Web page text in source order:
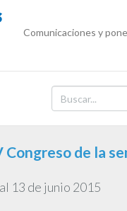
Comunicaciones y
Congreso de la
13 de junio 2015